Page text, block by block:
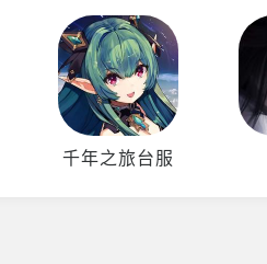
千年之旅台服